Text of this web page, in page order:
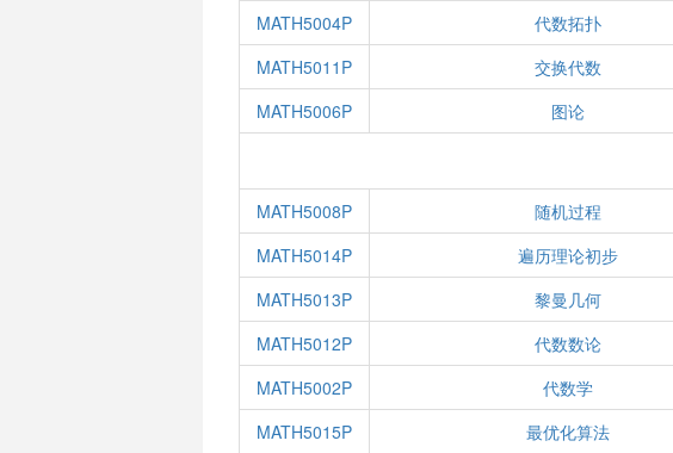
MATH5004P
代数拓扑
MATH5011P
交换代数
MATH5006P
图论
MATH5008P 随机过程
MATH5014P
遍历理论初步
MATH5013P
黎曼几何
MATH5012P
代数数论
MATH5002P
代数学
MATH5015P
最优化算法